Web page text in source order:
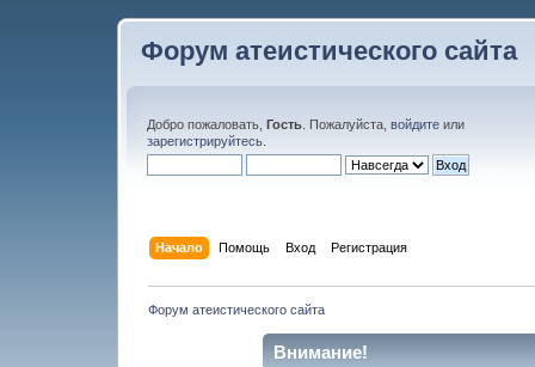
Форум атеистического сайта
Добро пожаловать, Гость . Пожалуйста, войдите или
зарегистрируйтесь
Начало Помощь Вход Регистрация
Форум атеистического сайта
Внимание!